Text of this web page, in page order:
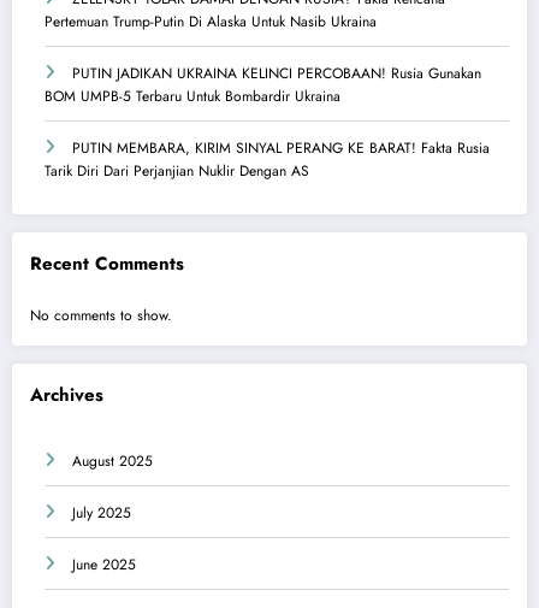
Pertemuan Trump-Putin Di Alaska Untuk Nasib Ukraina
PUTIN JADIKAN UKRAINA KELINCI PERCOBAAN! Rusia Gunakan
BOM UMPB-5 Terbaru Untuk Bombardir Ukraina
PUTIN MEMBARA, KIRIM SINYAL PERANG KE BARAT! Fakta Rusia
Tarik Diri Dari Perjanjian Nuklir Dengan AS
Recent Comments
No comments to show.
Archives
August 2025
July 2025
June 2025